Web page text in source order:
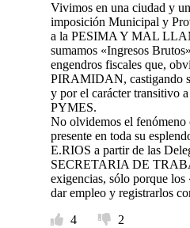
Vivimos en una ciudad y
imposición Municipal y
a la PESIMA Y MAL
sumamos «Ingresos
engendros fiscales que,
PIRAMIDAN, castigando
y por el carácter
PYMES.
No olvidemos el
presente en toda su
E.RIOS a partir de las
SECRETARIA DE
exigencias, sólo porque los
dar empleo y registrarlos
4
2